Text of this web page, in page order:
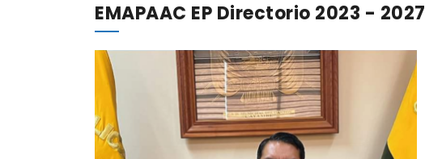
EMAPAAC EP Directorio 2023 - 2027